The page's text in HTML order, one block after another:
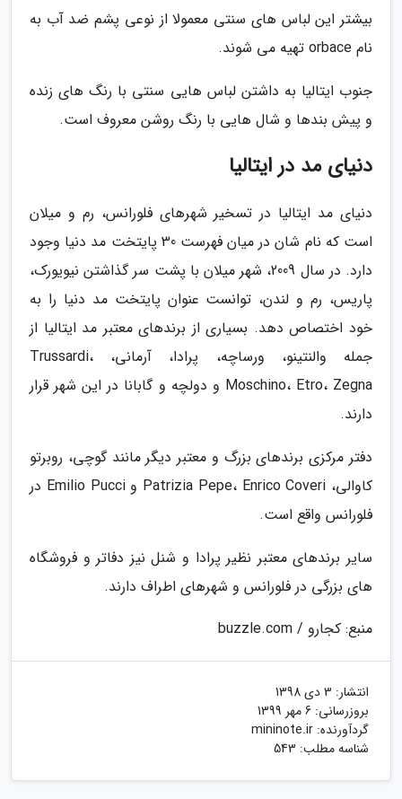
بیشتر این لباس های سنتی معمولا از نوعی پشم ضد آب به
نام orbace تهیه می شوند.
جنوب ایتالیا به داشتن لباس هایی سنتی با رنگ های زنده
و پیش بندها و شال هایی با رنگ روشن معروف است.
دنیای مد در ایتالیا
دنیای مد ایتالیا در تسخیر شهرهای فلورانس، رم و میلان
است که نام شان در میان فهرست 30 پایتخت مد دنیا وجود
دارد. در سال 2009، شهر میلان با پشت سر گذاشتن نیویورک،
پاریس، رم و لندن، توانست عنوان پایتخت مد دنیا را به
خود اختصاص دهد. بسیاری از برندهای معتبر مد ایتالیا از
جمله والنتینو، ورساچه، پرادا، آرمانی، Trussardi،
Moschino، Etro، Zegna و دولچه و گابانا در این شهر قرار
دارند.
دفتر مرکزی برندهای بزرگ و معتبر دیگر مانند گوچی، روبرتو
کاوالی، Patrizia Pepe، Enrico Coveri و Emilio Pucci در
فلورانس واقع است.
سایر برندهای معتبر نظیر پرادا و شنل نیز دفاتر و فروشگاه
های بزرگی در فلورانس و شهرهای اطراف دارند.
منبع: کجارو / buzzle.com
انتشار: 3 دی 1398
بروزرسانی: 6 مهر 1399
گردآورنده: mininote.ir
شناسه مطلب: 543